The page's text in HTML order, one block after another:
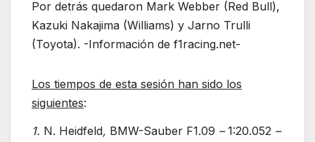
Por detrás quedaron Mark Webber (Red Bull),
Kazuki Nakajima (Williams) y Jarno Trulli
(Toyota). -Información de f1racing.net-
Los tiempos de esta sesión han sido los
siguientes:
1. N. Heidfeld, BMW-Sauber F1.09 –1:20.052 –